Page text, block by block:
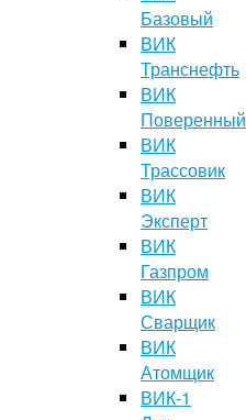
Базовый
ВИК
Транснефть
ВИК
Поверенный
ВИК
Трассовик
ВИК
Эксперт
ВИК
Газпром
ВИК
Сварщик
ВИК
Атомщик
ВИК-1